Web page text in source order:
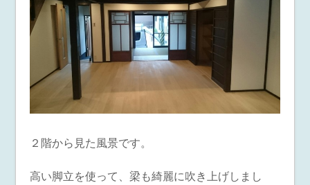
２階から見た風景です。
高い脚立を使って、梁も綺麗に吹き上げしまし